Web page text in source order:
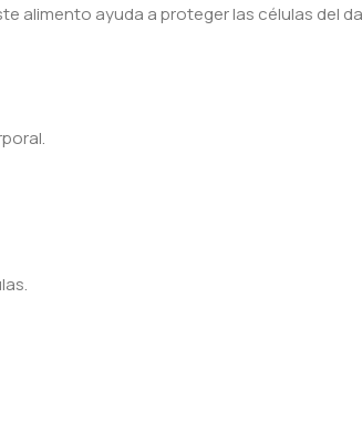
alimento ayuda a proteger las células del